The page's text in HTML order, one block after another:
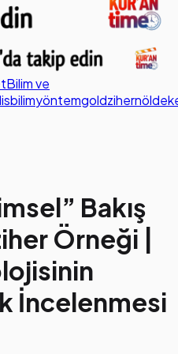
Bilim ve
bilimyöntemgoldziher
Bakış
Örneği |
İncelenmesi